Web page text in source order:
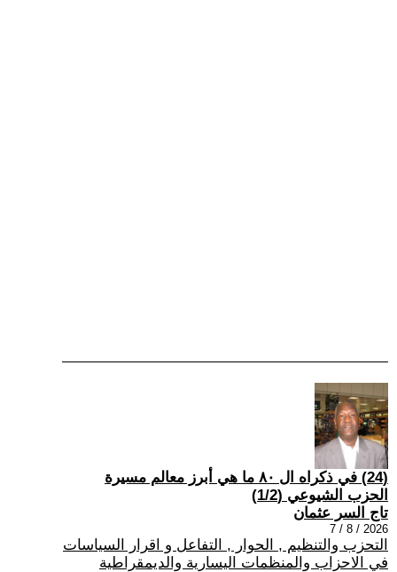
(24) في ذكراه ال ٨٠ ما هي أبرز معالم مسيرة
الحزب الشيوعي (1/2)
تاج السر عثمان
2026 / 8 / 7
التحزب والتنظيم , الحوار , التفاعل و اقرار السياسات
في الاحزاب والمنظمات اليسارية والديمقراطية